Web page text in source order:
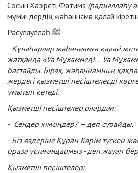
Сосын Хазіреті Фатима (радиаллаһу
мүминдердің жәһәннамға қалай
Расуллуллаһ ﷺ:
- Күнәһарлар жәһәннамға қарай
жатқанда «Уа Мұхаммед!… Уа
бастайды. Бірақ, жәһәннамның
жердегі қызметші періштелерді
ұмытып кетеді.
Қызметші періштелер олардан:
- Сендер кімсіңдер? — деп сұрайды.
- Біз өздеріне Құран Кәрім түскен
ораза ұстағандармыз - деп жауап
Қызметші періштелер: